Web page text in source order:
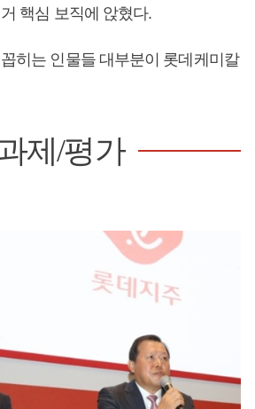
핵심 보직에 앉혔다.
히는 인물들 대부분이 롯데케미칼
제/평가